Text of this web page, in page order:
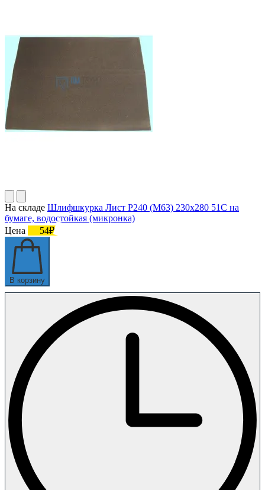
На складе Шлифшкурка Лист Р240 (М63) 230х280 51С на
бумаге, водостойкая (микронка)
Цена
54₽
В корзину